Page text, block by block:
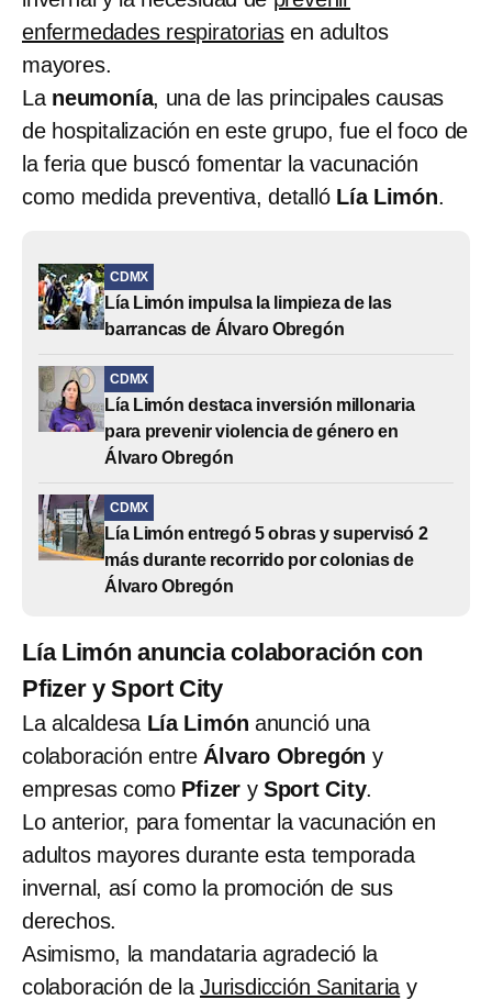
enfermedades respiratoriasen adultos
mayores.
La neumonía, una de las principales causas
de hospitalización en este grupo, fue el foco de
la feria que buscó fomentar la vacunación
como medida preventiva, detalló Lía Limón.
CDMX
Lía Limón impulsa la limpieza de las
barrancas de Álvaro Obregón
CDMX
Lía Limón destaca inversión millonaria
para prevenir violencia de género en
Álvaro Obregón
CDMX
Lía Limón entregó 5 obras y supervisó 2
más durante recorrido por colonias de
Álvaro Obregón
Lía Limón anuncia colaboración con
Pfizer y Sport City
La alcaldesa Lía Limón anunció una
colaboración entre Álvaro Obregón y
empresas como Pfizer y Sport City.
Lo anterior, para fomentar la vacunación en
adultos mayores durante esta temporada
invernal, así como la promoción de sus
derechos.
Asimismo, la mandataria agradeció la
colaboración de laJurisdicción Sanitaria y